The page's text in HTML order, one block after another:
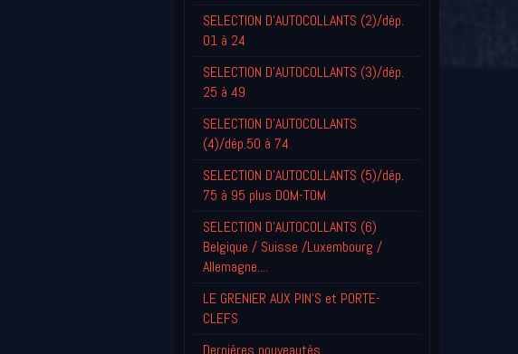
SELECTION D'AUTOCOLLANTS (2)/dép.
01 à 24
SELECTION D'AUTOCOLLANTS (3)/dép.
25 à 49
SELECTION D'AUTOCOLLANTS
(4)/dép.50 à 74
SELECTION D'AUTOCOLLANTS (5)/dép.
75 à 95 plus DOM-TOM
SELECTION D'AUTOCOLLANTS (6)
Belgique / Suisse /Luxembourg /
Allemagne....
LE GRENIER AUX PIN'S et PORTE-
CLEFS
Derniéres nouveautés